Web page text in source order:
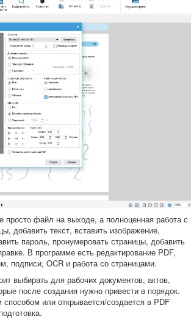
просто файл на выходе, а полноценная работа с
добавить текст, вставить изображение,
пароль, пронумеровать страницы, добавить
В программе есть редактирование PDF,
подписи, OCR и работа со страницами.
выбирать для рабочих документов, актов,
после создания нужно привести в порядок.
или открывается/создается в PDF